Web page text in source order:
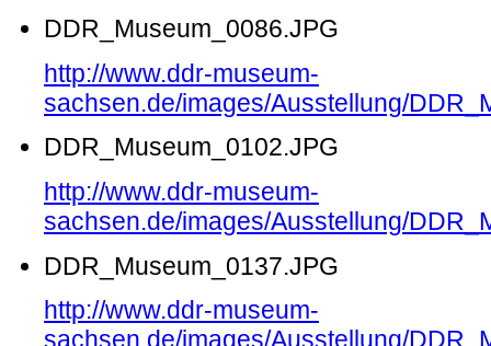
DDR_Museum_0086.JPG
http://www.ddr-museum-
sachsen.de/images/Ausstellung/
DDR_Museum_0102.JPG
http://www.ddr-museum-
sachsen.de/images/Ausstellung/
DDR_Museum_0137.JPG
http://www.ddr-museum-
sachsen.de/images/Ausstellung/